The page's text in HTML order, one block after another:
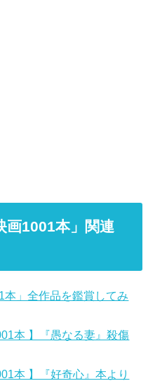
画1001本」関連
本」全作品を鑑賞してみ
本 】『愚なる妻』殺傷
本 】『好奇心』本より